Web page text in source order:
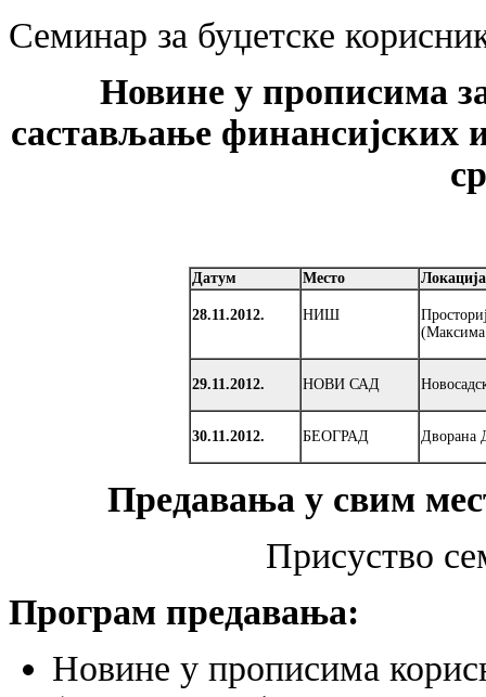
Семинар за буџетске
Новине у прописима
састављање финансијских
Датум Место Локација
28.11.2012. НИШ
(Максима
29.11.2012. НОВИ САД
30.11.2012. БЕОГРАД Дворана
Предавања у свим
Присуство
Програм предавања:
Новине у прописима